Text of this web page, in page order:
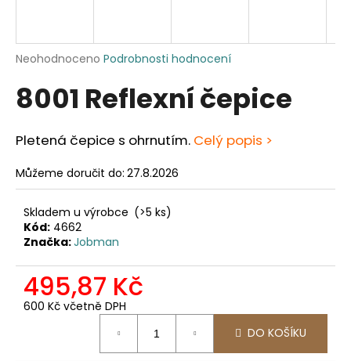
Průměrné
produktu
je
z
5
Neohodnoceno Podrobnosti hodnocení
8001 Reflexní čepice
Pletená čepice s ohrnutím. Celý popis >
Můžeme doručit do: 27.8.2026
Skladem u výrobce (>5 ks)
Kód: 4662
Značka:Jobman
495,87 Kč
600 Kč včetně DPH
DO KOŠÍKU
j
í
t
?
HLEDAT
D
o
p
o